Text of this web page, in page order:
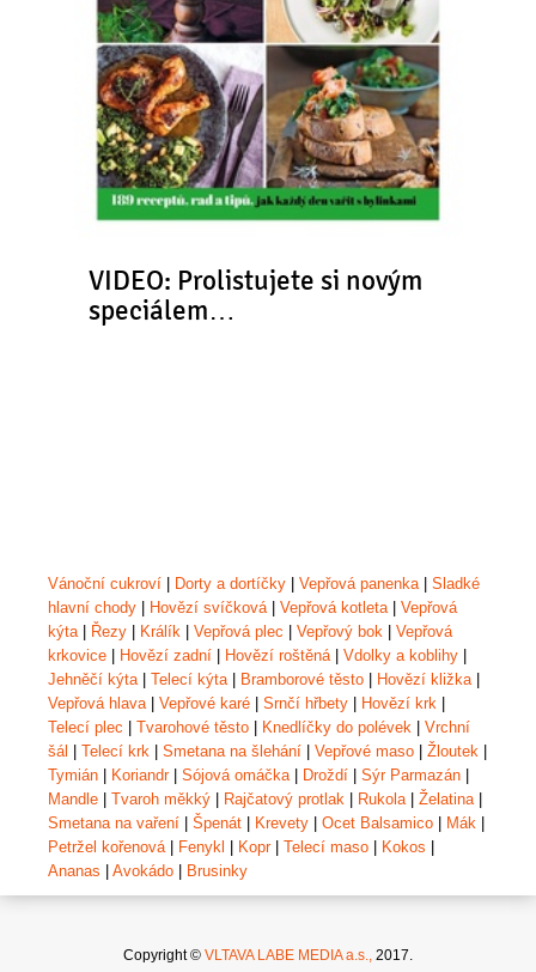
VIDEO: Prolistujete si novým
speciálem…
Vánoční cukroví Dorty a dortíčky Vepřová panenka| Sladké
hlavní chody
Hovězí svíčková| Vepřová kotleta| Vepřová
kýta| Řezy Králík Vepřová plec Vepřový bok
Vepřová
krkovice
Hovězí zadní Hovězí roštěná| Vdolky a koblihy
Jehněčí kýta| Telecí kýta| Bramborové těsto Hovězí kližka|
Vepřová hlava| Vepřové karé Srnčí hřbety Hovězí krk
Telecí plec
Tvarohové těsto Knedlíčky do polévek
Vrchní
šál
Telecí krk Smetana na šlehání Vepřové maso Žloutek
Tymián
Koriandr| Sójová omáčka| Droždí Sýr Parmazán
Mandle
Tvaroh měkký Rajčatový protlak Rukola| Želatina|
Smetana na vaření
Špenát Krevety Ocet Balsamico Mák
Petržel kořenová| Fenykl Kopr| Telecí maso Kokos
Ananas
Avokádo Brusinky
Copyright © VLTAVA LABE MEDIA a.s., 2017.